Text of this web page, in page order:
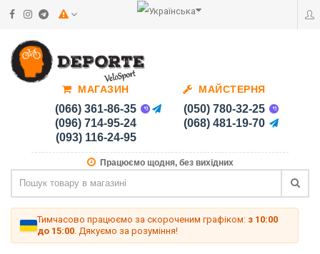
МАГАЗИН
(066) 361-86-35
(096) 714-95-24
(093) 116-24-95
МАЙСТЕРНЯ
(050) 780-32-25
(068) 481-19-70
Працюємо щодня, без вихідних
Тимчасово працюємо за скороченим графіком: з 10:00
до 15:00 . Дякуємо за розуміння!